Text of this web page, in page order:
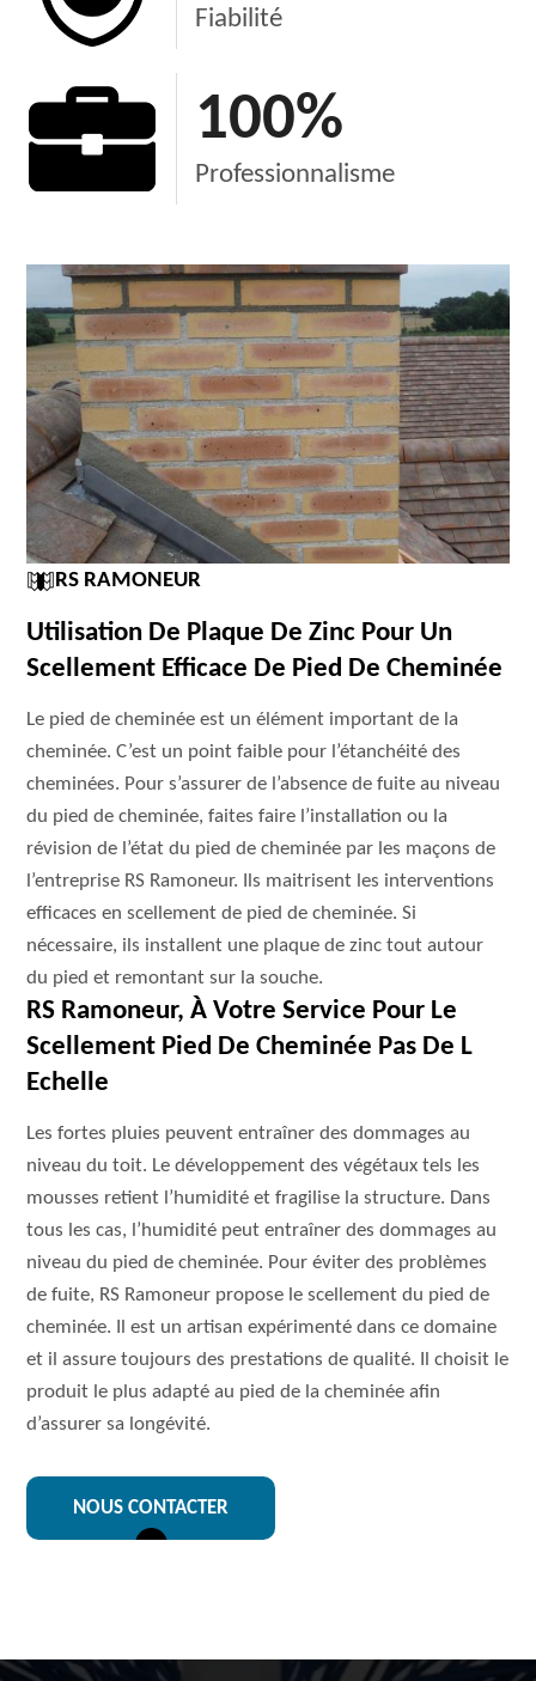
Fiabilité
100%
Professionnalisme
RS RAMONEUR
Utilisation De Plaque De Zinc Pour Un
Scellement Efficace De Pied De Cheminée
Le pied de cheminée est un élément important de la
cheminée. C’est un point faible pour l’étanchéité des
cheminées. Pour s’assurer de l’absence de fuite au niveau
du pied de cheminée, faites faire l’installation ou la
révision de l’état du pied de cheminée par les maçons de
l’entreprise RS Ramoneur. Ils maitrisent les interventions
efficaces en scellement de pied de cheminée. Si
nécessaire, ils installent une plaque de zinc tout autour
du pied et remontant sur la souche.
RS Ramoneur, À Votre Service Pour Le
Scellement Pied De Cheminée Pas De L
Echelle
Les fortes pluies peuvent entraîner des dommages au
niveau du toit. Le développement des végétaux tels les
mousses retient l’humidité et fragilise la structure. Dans
tous les cas, l’humidité peut entraîner des dommages au
niveau du pied de cheminée. Pour éviter des problèmes
de fuite, RS Ramoneur propose le scellement du pied de
cheminée. Il est un artisan expérimenté dans ce domaine
et il assure toujours des prestations de qualité. Il choisit le
produit le plus adapté au pied de la cheminée afin
d’assurer sa longévité.
NOUS CONTACTER